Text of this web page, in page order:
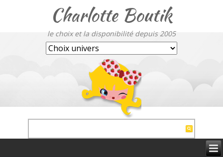
Charlotte Boutik
le choix et la disponibilité depuis 2005